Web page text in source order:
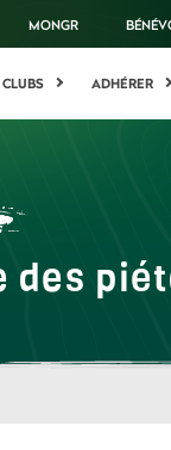
MONGR
ADHÉRER